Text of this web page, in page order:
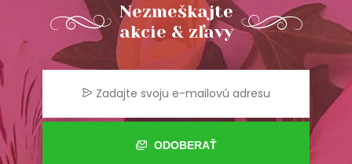
Nezmeškajte
akcie & zľavy
ODOBERAŤ